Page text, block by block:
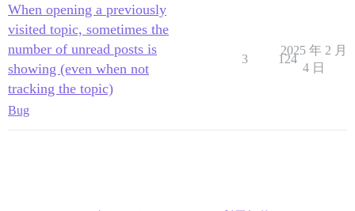
When opening a previously
visited topic, sometimes the
number of unread posts is
showing (even when not
tracking the topic)
Bug
3 124
2025 年 2 月
4 日